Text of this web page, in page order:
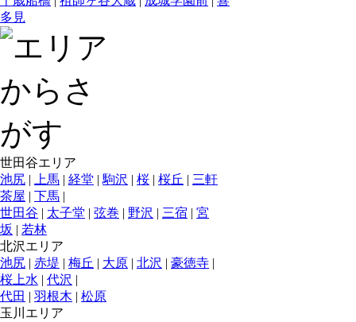
多見
世田谷エリア
池尻 | 上馬 | 経堂 | 駒沢 | 桜 | 桜丘 | 三軒
茶屋 | 下馬 |
世田谷 | 太子堂 | 弦巻 | 野沢 | 三宿 | 宮
坂 | 若林
北沢エリア
池尻 | 赤堤 | 梅丘 | 大原 | 北沢 | 豪徳寺 |
桜上水 | 代沢 |
代田 | 羽根木 | 松原
玉川エリア